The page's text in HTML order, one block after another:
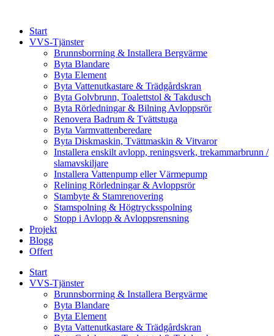
contentStart
VVS-Tjänster
Brunnsborrning & Installera Bergvärme
Byta Blandare
Byta Element
Byta Vattenutkastare & Trädgårdskran
Byta Golvbrunn, Toalettstol & Takdusch
Byta Rörledningar & Bilning Avloppsrör
Renovera Badrum & Tvättstuga
Byta Varmvattenberedare
Byta Diskmaskin, Tvättmaskin & Vitvaror
Installera enskilt avlopp, reningsverk, trekammarbrunn /
slamavskiljare
Installera Vattenpump eller Värmepump
Relining Rörledningar & Avloppsrör
Stambyte & Stamrenovering
Stamspolning & Högtrycksspolning
Stopp i Avlopp & Avloppsrensning
Projekt
Blogg
Offert
Start
VVS-Tjänster
Brunnsborrning & Installera Bergvärme
Byta Blandare
Byta Element
Byta Vattenutkastare & Trädgårdskran